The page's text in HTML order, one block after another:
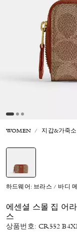
WOMEN 지갑&가죽
하드웨어: 브라스 / 바디
에센셜 스몰 집 어
스
상품번호:CR552